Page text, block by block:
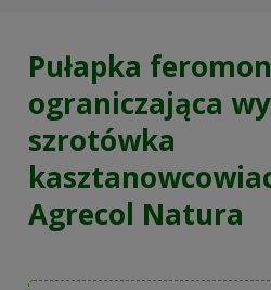
Pułapka
ograniczająca
szrotówka
Agrecol Natura